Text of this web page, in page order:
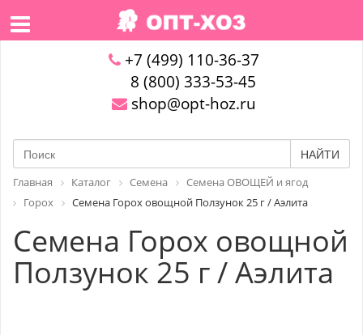
+7 (499) 110-36-37
8 (800) 333-53-45
shop@opt-hoz.ru
НАЙТИ
Главная Каталог Семена
Семена ОВОЩЕЙ и ягод
Горох
Семена Горох овощной Ползунок 25 г / Аэлита
Семена Горох овощной
Ползунок 25 г / Аэлита